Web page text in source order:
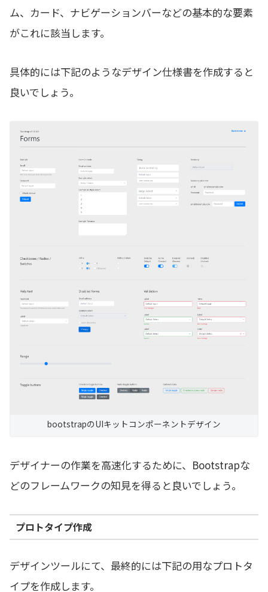
ム、カード、ナビゲーションバーなどの基本的な要素
がこれに該当します。
具体的には下記のようなデザイン仕様書を作成すると
良いでしょう。
bootstrapのUIキットコンポーネントデザイン
デザイナーの作業を高速化するために、Bootstrapな
どのフレームワークの知見を得ると良いでしょう。
プロトタイプ作成
デザインツールにて、最終的には下記の用なプロトタ
イプを作成します。